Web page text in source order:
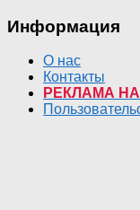
Информация
О нас
Контакты
РЕКЛАМА